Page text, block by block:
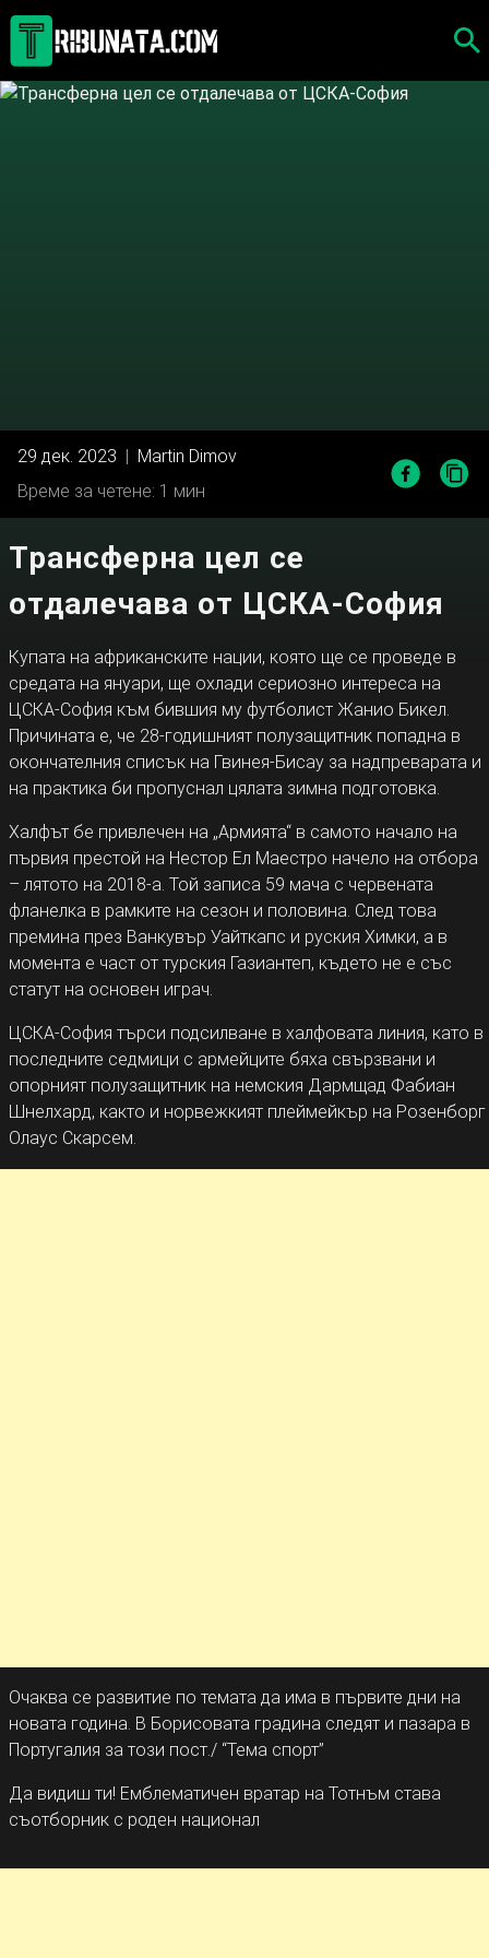
Skip
content
29 дек. 2023 | Martin Dimov
Време за четене: 1 мин
Трансферна цел се
отдалечава от ЦСКА-София
Купата на африканските нации, която ще се проведе в
средата на януари, ще охлади сериозно интереса на
ЦСКА-София към бившия му футболист Жанио Бикел.
Причината е, че 28-годишният полузащитник попадна в
окончателния списък на Гвинея-Бисау за надпреварата и
на практика би пропуснал цялата зимна подготовка.
Халфът бе привлечен на „Армията“ в самото начало на
първия престой на Нестор Ел Маестро начело на отбора
– лятото на 2018-а. Той записа 59 мача с червената
фланелка в рамките на сезон и половина. След това
премина през Ванкувър Уайткапс и руския Химки, а в
момента е част от турския Газиантеп, където не е със
статут на основен играч.
ЦСКА-София търси подсилване в халфовата линия, като в
последните седмици с армейците бяха свързвани и
опорният полузащитник на немския Дармщад Фабиан
Шнелхард, както и норвежкият плеймейкър на Розенборг
Олаус Скарсем.
Очаква се развитие по темата да има в първите дни на
новата година. В Борисовата градина следят и пазара в
Португалия за този пост./ “Тема спорт”
Да видиш ти! Емблематичен вратар на Тотнъм става
съотборник с роден национал